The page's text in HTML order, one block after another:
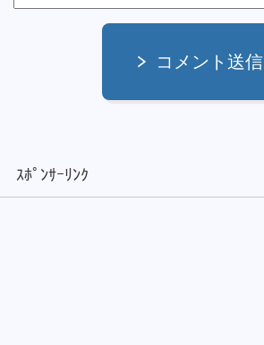
コメント送信
ｽﾎﾟﾝｻｰﾘﾝｸ